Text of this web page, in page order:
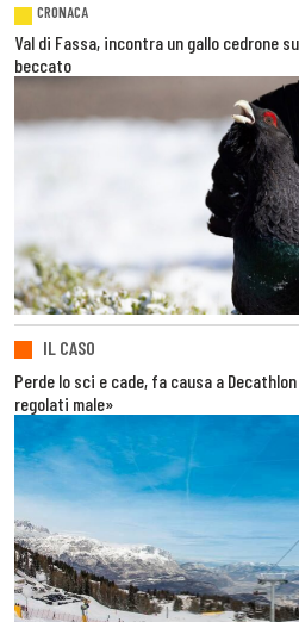
CRONACA
Val di Fassa, incontra un gallo cedrone
beccato
IL CASO
Perde lo sci e cade, fa causa a
regolati male»